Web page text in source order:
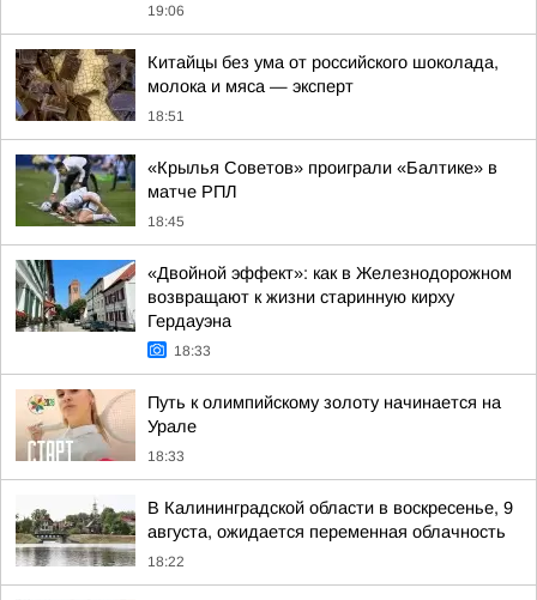
19:06
Китайцы без ума от российского шоколада,
молока и мяса — эксперт
18:51
«Крылья Советов» проиграли «Балтике» в
матче РПЛ
18:45
«Двойной эффект»: как в Железнодорожном
возвращают к жизни старинную кирху
Гердауэна
18:33
Путь к олимпийскому золоту начинается на
Урале
18:33
В Калининградской области в воскресенье, 9
августа, ожидается переменная облачность
18:22